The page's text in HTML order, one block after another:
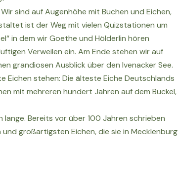
sind auf Augenhöhe mit Buchen und Eichen,
ist der Weg mit vielen Quizstationen um
in dem wir Goethe und Hölderlin hören
Verweilen ein. Am Ende stehen wir auf
grandiosen Ausblick über den Ivenacker See.
Eichen stehen: Die älteste Eiche Deutschlands
mit mehreren hundert Jahren auf dem Buckel,
Bereits vor über 100 Jahren schrieben
großartigsten Eichen, die sie in Mecklenburg